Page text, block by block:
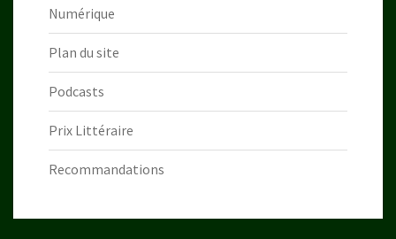
Numérique
Plan du site
Podcasts
Prix Littéraire
Recommandations